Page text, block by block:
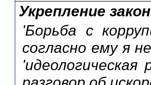
Укрепление
'Борьба с
согласно ему я